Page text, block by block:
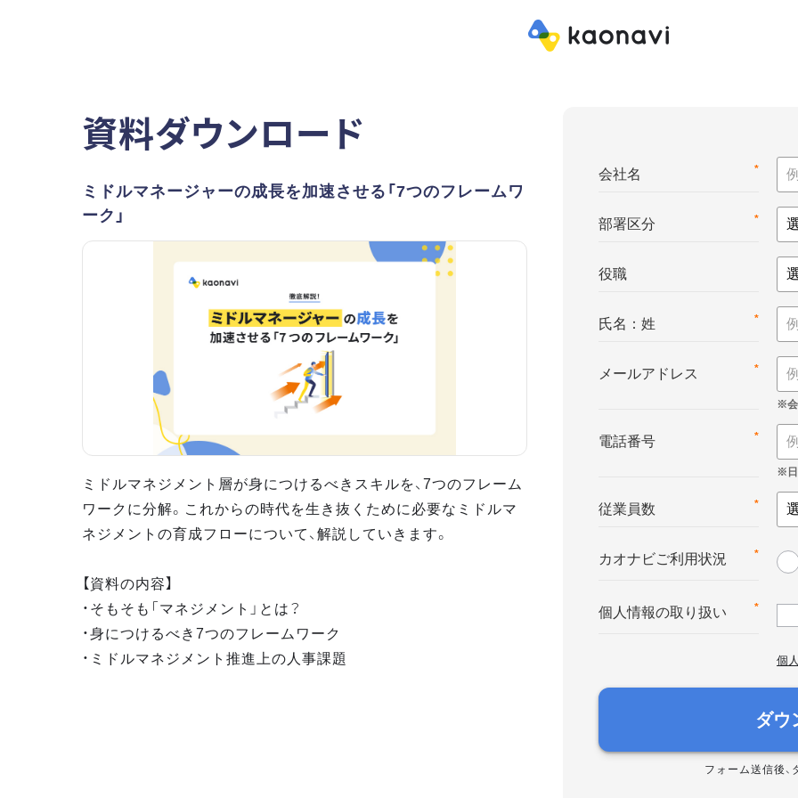
資料ダウンロード
ミドルマネージャーの成長を加速させる「7つのフレームワ
ーク」
ミドルマネジメント層が身につけるべきスキルを、7つのフレーム
ワークに分解。これからの時代を生き抜くために必要なミドルマ
ネジメントの育成フローについて、解説していきます。
【資料の内容】
・そもそも「マネジメント」とは？
・身につけるべき7つのフレームワーク
・ミドルマネジメント推進上の人事課題
*
会社名
*
部署区分
役職
*
氏名：姓
*
メールアドレス
*
電話番号
*
従業員数
*
カオナビご利用状況
*
個人情報の取り扱い
個
ダウ
フォーム送信後